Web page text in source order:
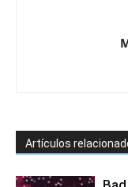
Artículos